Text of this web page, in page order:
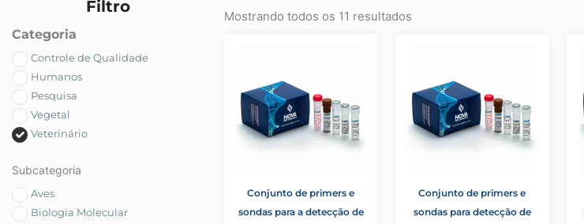
Filtro
Categoria
Controle de Qualidade
Humanos
Pesquisa
Vegetal
Veterinário
Subcategoria
Aves
Biologia Molecular
Mostrando todos os 11 resultados
Conjunto de primers e
sondas para a detecção de
Conjunto de primers e
sondas para detecção de